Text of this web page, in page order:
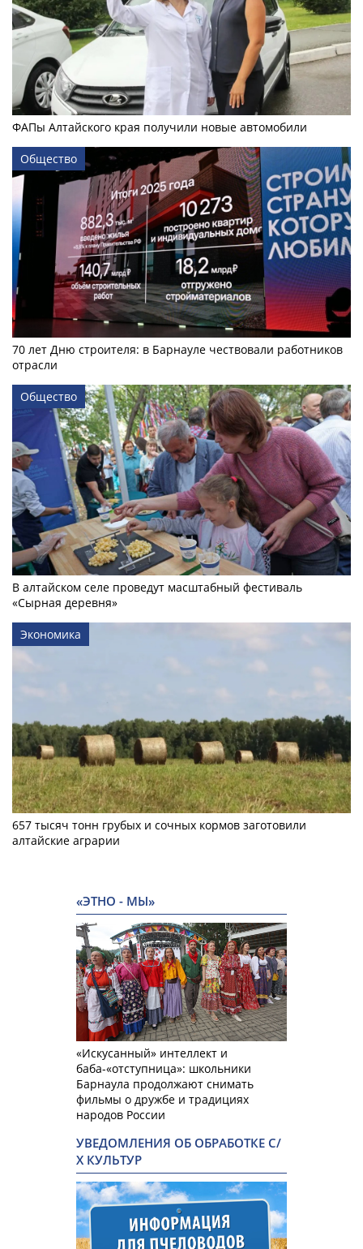
ФАПы Алтайского края получили новые автомобили
Общество
70 лет Дню строителя: в Барнауле чествовали работников
отрасли
Общество
В алтайском селе проведут масштабный фестиваль
«Сырная деревня»
Экономика
657 тысяч тонн грубых и сочных кормов заготовили
алтайские аграрии
«ЭТНО - МЫ»
«Искусанный» интеллект и
баба-«отступница»: школьники
Барнаула продолжают снимать
фильмы о дружбе и традициях
народов России
УВЕДОМЛЕНИЯ ОБ ОБРАБОТКЕ С/
Х КУЛЬТУР